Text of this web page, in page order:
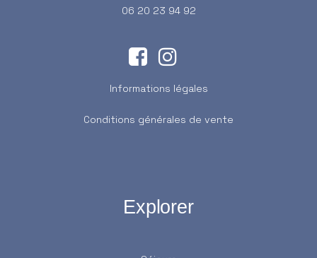
06 20 23 94 92
Informations légales
Conditions générales de vente
Explorer